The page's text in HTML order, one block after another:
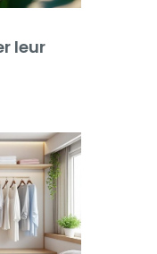
leur